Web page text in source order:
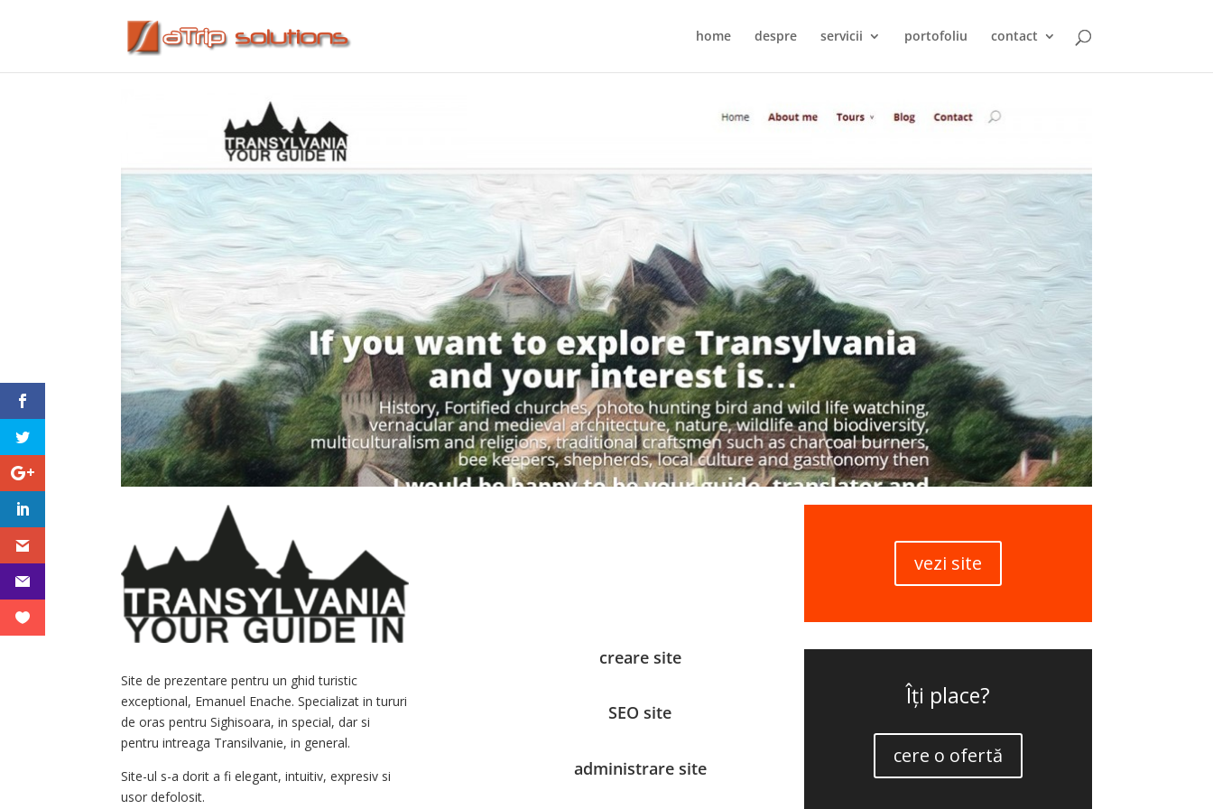
home despre servicii portofoliu contact
Site de prezentare pentru un ghid turistic
exceptional, Emanuel Enache. Specializat in tururi
de oras pentru Sighisoara, in special, dar si
pentru intreaga Transilvanie, in general.
Site-ul s-a dorit a fi elegant, intuitiv, expresiv si
usor defolosit.
creare site
SEO site
administrare site
vezi site
Îți place?
cere o ofertă